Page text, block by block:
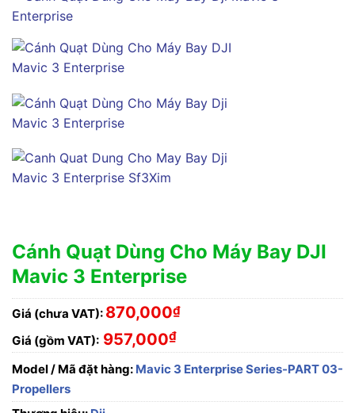
Cánh Quạt Dùng Cho Máy Bay DJI
Mavic 3 Enterprise
Giá (chưa VAT): 870,000₫
Giá (gồm VAT): 957,000₫
Model / Mã đặt hàng: Mavic 3 Enterprise Series-PART 03-
Propellers